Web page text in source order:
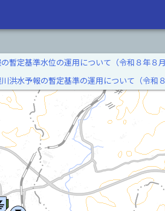
暫定基準水位の運用について（令和８年８月
洪水予報の暫定基準の運用について（令和